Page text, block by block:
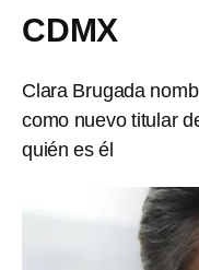
CDMX
Clara Brugada
como nuevo titular
quién es él